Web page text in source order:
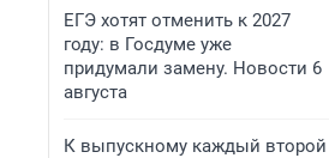
ЕГЭ хотят отменить к 2027
году: в Госдуме уже
придумали замену. Новости 6
августа
К выпускному каждый второй